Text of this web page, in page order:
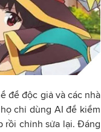
để độc giả và các nhà
chỉ dùng AI để kiểm
rồi chỉnh sửa lại. Đáng